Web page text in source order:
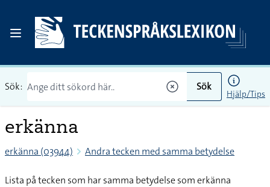
Sök: Sök
Hjälp/Tips
erkänna
erkänna (03944) Andra tecken med samma betydelse
Lista på tecken som har samma betydelse som erkänna